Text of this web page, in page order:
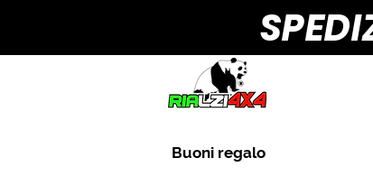
Buoni regalo